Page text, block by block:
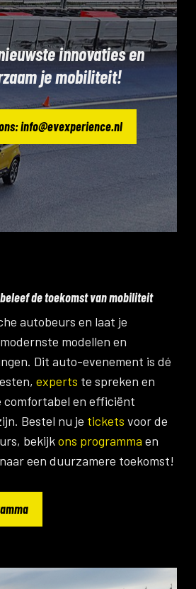
innovaties en
je mobiliteit!
info@evexperience.nl
de toekomst van mobiliteit
autobeurs en laat je
modellen en
Dit auto-evenement is dé
experts te spreken en
comfortabel en efficiënt
Bestel nu je tickets voor de
bekijkons programma en
een duurzamere toekomst!